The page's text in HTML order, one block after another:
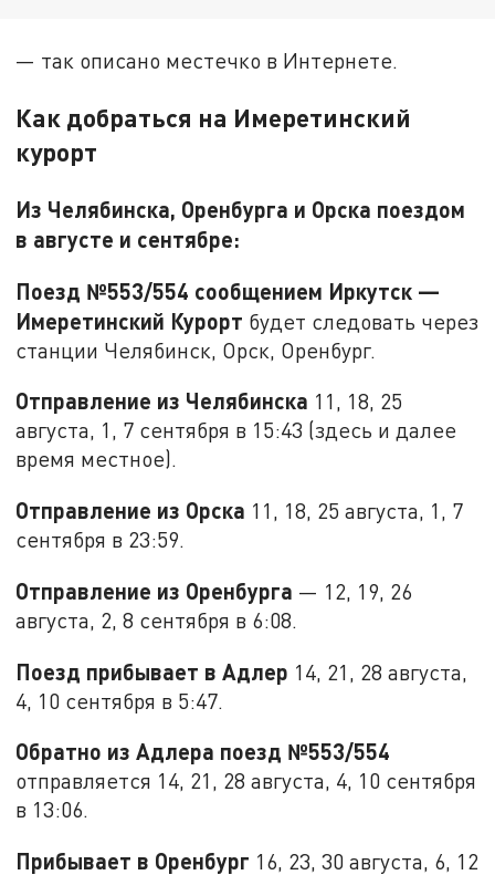
— так описано местечко в Интернете.
Как добраться на Имеретинский
курорт
Из Челябинска, Оренбурга и Орска поездом
в августе и сентябре:
Поезд №553/554 сообщением Иркутск —
Имеретинский Курорт будет следовать через
станции Челябинск, Орск, Оренбург.
Отправление из Челябинска 11, 18, 25
августа, 1, 7 сентября в 15:43 (здесь и далее
время местное).
Отправление из Орска 11, 18, 25 августа, 1, 7
сентября в 23:59.
Отправление из Оренбурга — 12, 19, 26
августа, 2, 8 сентября в 6:08.
Поезд прибывает в Адлер 14, 21, 28 августа,
4, 10 сентября в 5:47.
Обратно из Адлера поезд №553/554
отправляется 14, 21, 28 августа, 4, 10 сентября
в 13:06.
Прибывает в Оренбург 16, 23, 30 августа, 6, 12